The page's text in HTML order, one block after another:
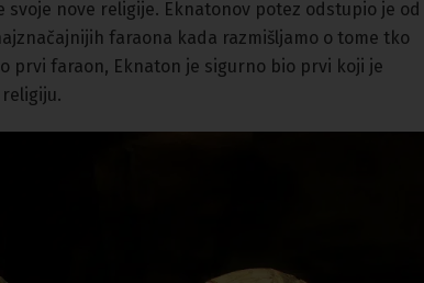
nove religije. Eknatonov potez odstupio je od
faraona kada razmišljamo o tome tko
prvi faraon, Eknaton je sigurno bio prvi koji je